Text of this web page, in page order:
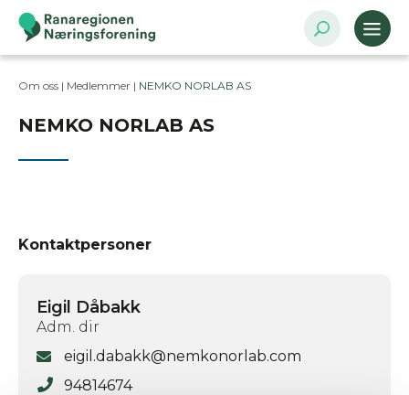
Om oss | Medlemmer | NEMKO NORLAB AS
NEMKO NORLAB AS
Kontaktpersoner
Eigil Dåbakk
Adm. dir
eigil.dabakk@nemkonorlab.com
94814674